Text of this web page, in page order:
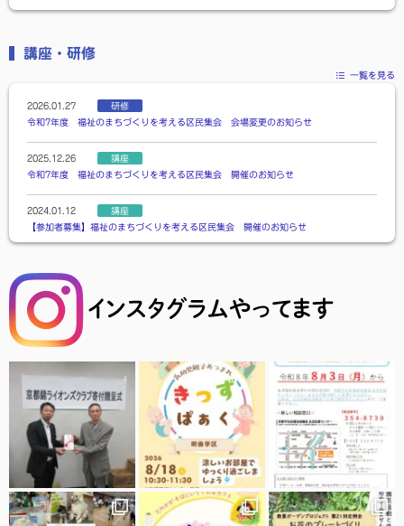
講座・研修
一覧を見る
2026.01.27
研修
令和7年度 福祉のまちづくりを考える区民集会 会場変更のお知らせ
2025.12.26
講座
令和7年度 福祉のまちづくりを考える区民集会 開催のお知らせ
2024.01.12
講座
【参加者募集】福祉のまちづくりを考える区民集会 開催のお知らせ
【小学生親子対象】親子で学ぶ災害への備え 令和５年３月２５日（土）
2023.01.06
講座
【参加者募集】福祉のまちづくりを考える区民集会 開催のお知らせ